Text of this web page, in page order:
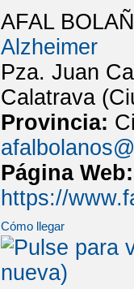
AFAL
Alzheimer
Pza. Juan
Calatrava
Provincia:
Página
https://
Cómo llegar